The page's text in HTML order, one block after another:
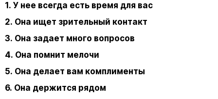
1. У нее всегда есть время для вас
2. Она ищет зрительный контакт
3. Она задает много вопросов
4. Она помнит мелочи
5. Она делает вам комплименты
6. Она держится рядом